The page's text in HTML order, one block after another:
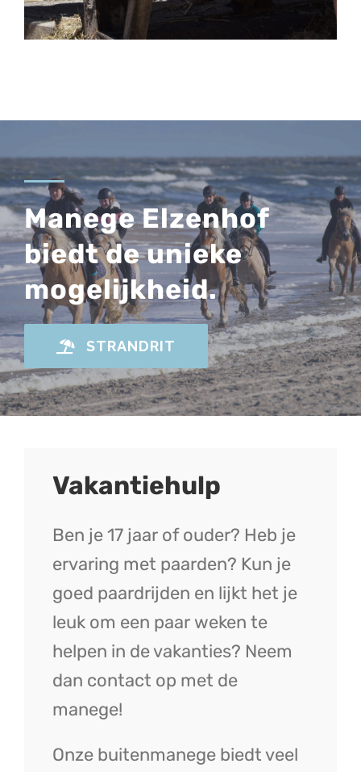
Manege Elzenhof
biedt de unieke
mogelijkheid.
STRANDRIT
Vakantiehulp
Ben je 17 jaar of ouder? Heb je
ervaring met paarden? Kun je
goed paardrijden en lijkt het je
leuk om een paar weken te
helpen in de vakanties? Neem
dan contact op met de
manege!
Onze buitenmanege biedt veel